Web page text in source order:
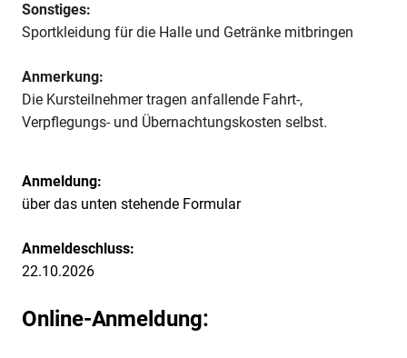
Sonstiges:
Sportkleidung für die Halle und Getränke mitbringen
Anmerkung:
Die Kursteilnehmer tragen anfallende Fahrt-,
Verpflegungs- und Übernachtungskosten selbst.
Anmeldung:
über das unten stehende Formular
Anmeldeschluss:
22.10.2026
Online-Anmeldung: